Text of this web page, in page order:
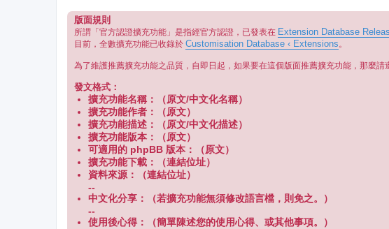
版面規則
所謂「官方認證擴充功能」是指經官方認證，已發表在 Extension Database
目前，全數擴充功能已收錄於 Customisation Database ‹ Extensions。
為了維護推薦擴充功能之品質，自即日起，如果要在這個版面推薦擴充功能，那麼請
發文格式：
擴充功能名稱：（原文/中文化名稱）
擴充功能作者：（原文）
擴充功能描述：（原文/中文化描述）
擴充功能版本：（原文）
可適用的 phpBB 版本：（原文）
擴充功能下載：（連結位址）
資料來源：（連結位址）
--
中文化分享：（若擴充功能無須修改語言檔，則免之。）
--
使用後心得：（簡單陳述您的使用心得、或其他事項。）